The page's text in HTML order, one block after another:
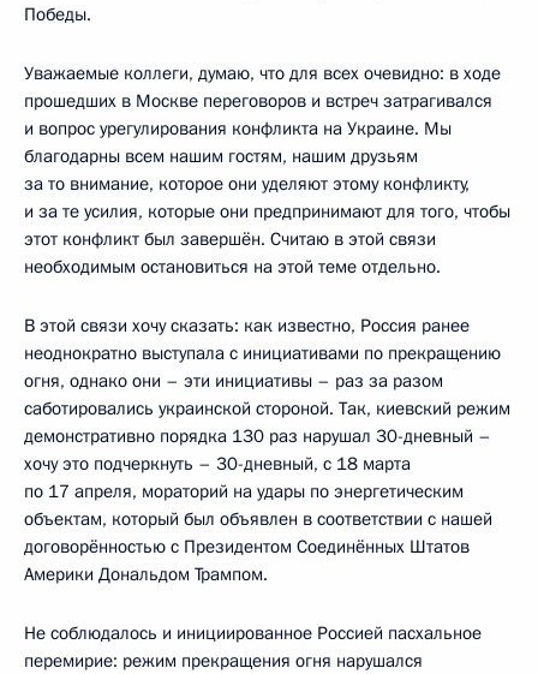
Победы.
Уважаемые коллеги, думаю, что для всех очевидно: в ходе
прошедших в Москве переговоров и встреч затрагивался
и вопрос урегулирования конфликта на Украине. Мы
благодарны всем нашим гостям, нашим друзьям
за то внимание, которое они уделяют этому конфликту,
и за те усилия, которые они предпринимают для того, чтобы
этот конфликт был завершён. Считаю в этой связи
необходимым остановиться на этой теме отдельно.
В этой связи хочу сказать: как известно, Россия ранее
неоднократно выступала с инициативами по прекращению
огня, однако они – эти инициативы – раз за разом
саботировались украинской стороной. Так, киевский режим
демонстративно порядка 130 раз нарушал 30-дневный –
хочу это подчеркнуть – 30-дневный, с 18 марта
по 17 апреля, мораторий на удары по энергетическим
объектам, который был объявлен в соответствии с нашей
договорённостью с Президентом Соединённых Штатов
Америки Дональдом Трампом.
Не соблюдалось и инициированное Россией пасхальное
перемирие: режим прекращения огня нарушался